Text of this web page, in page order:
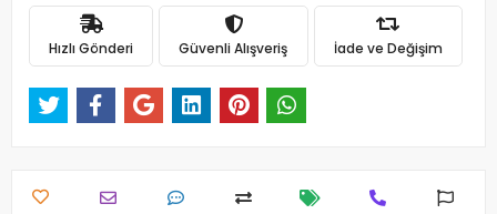
Hızlı Gönderi Güvenli Alışveriş İade ve Değişim